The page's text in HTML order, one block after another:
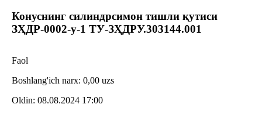
Конуснинг силиндрсимон тишли қутиси
ЗҲДР-0002-у-1 ТУ-ЗҲДРУ.303144.001
Faol
Boshlang'ich narx: 0,00 uzs
Oldin: 08.08.2024 17:00